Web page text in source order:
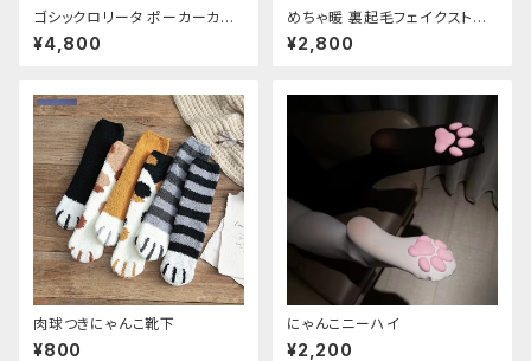
ゴシックロリータ ポーカーカー
ド柄 プリントタイツ
¥4,800
めちゃ暖 裏起毛フェイクストッ
キング
¥2,800
肉球つきにゃんこ靴下
¥800
にゃんこニーハイ
¥2,200